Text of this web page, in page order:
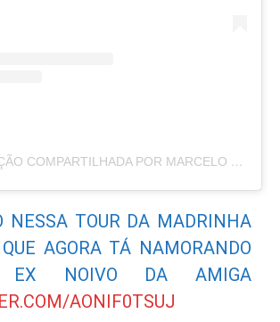
UMA PUBLICAÇÃO COMPARTILHADA POR MARCELO COURREGE (@MARCELOCOURREGE)
NESSA TOUR DA MADRINHA
AGORA TÁ NAMORANDO
NOIVO DA AMIGA
AONIF0TSUJ